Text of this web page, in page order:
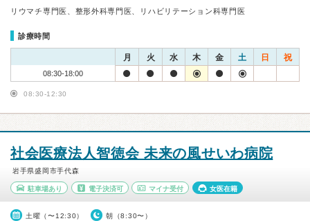
リウマチ専門医、整形外科専門医、リハビリテーション科専門医
診療時間
月 火 水 木 金 土 日 祝
08:30-18:00
08:30-12:30
社会医療法人智徳会 未来の風せいわ病院
岩手県盛岡市手代森
駐車場あり 電子決済可 マイナ受付 女医在籍
土曜（〜12:30） 朝（8:30〜）